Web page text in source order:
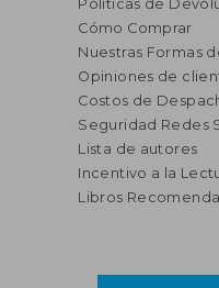
Políticas de
Cómo Comprar
Nuestras Formas
Opiniones de
Costos de
Seguridad Redes
Lista de autores
Incentivo a la
Libros